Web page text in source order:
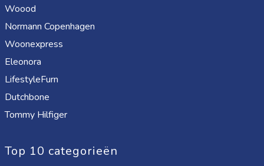
Woood
Normann Copenhagen
Woonexpress
Eleonora
LifestyleFurn
Dutchbone
Tommy Hilfiger
Top 10 categorieën